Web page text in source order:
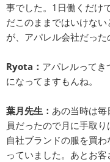
事でした。1日働くだけ
だこのままではいけな
が、アパレル会社だった
Ryota： アパレルって
になってますもんね。
葉月先生： あの当時は
員だったので月に手取
自社ブランドの服を買
っていました。あとお